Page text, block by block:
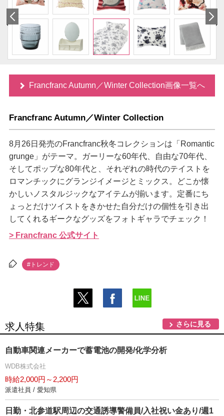
Francfranc Autumn／Winter Collection画像一覧へ
Francfranc Autumn／Winter Collection
8月26日発売のFrancfranc秋冬コレクションは「Romantic
grunge」がテーマ。ガーリーな60年代、自由な70年代、
そしてポップな80年代と、それぞれの時代のテイストを
ロマンチックにグランジイメージとミックス。どこか懐
かしいノスタルジックなアイテムが揃います。定番にち
ょっとだけツイストをきかせた自分だけの個性を引き出
してくれるギークなグッズをフォトギャラでチェック！
> Francfranc 公式サイト
#トレンド
求人特集 さらに見る
自動車関連メーカーで蓄電池の開発/化学分析
WDB株式会社
時給2,000円～2,200円
派遣社員 / 愛知県
日勤・北参道駅周辺の交通誘導警備員/入社祝い金あり/週1